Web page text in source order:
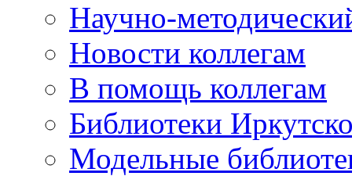
Научно-
Новости коллегам
В помощь коллегам
Библиотеки
Модельные